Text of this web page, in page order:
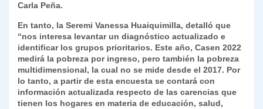
Carla Peña.
En tanto, la Seremi Vanessa Huaiquimilla, detalló que
“nos interesa levantar un diagnóstico actualizado e
identificar los grupos prioritarios. Este año, Casen 2022
medirá la pobreza por ingreso, pero también la pobreza
multidimensional, la cual no se mide desde el 2017. Por
lo tanto, a partir de esta encuesta se contará con
información actualizada respecto de las carencias que
tienen los hogares en materia de educación, salud,